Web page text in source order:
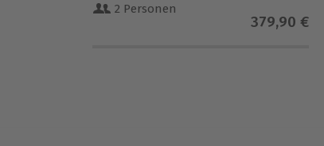
2 Personen
379,90 €